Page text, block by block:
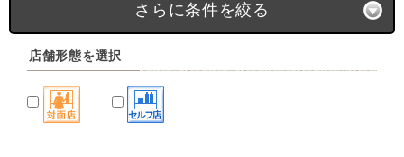
さらに条件を絞る
店舗形態を選択